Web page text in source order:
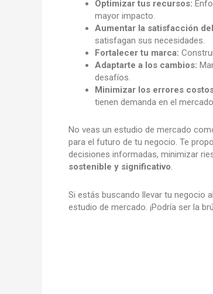
Optimizar tus recursos:
mayor impacto.
Aumentar la satisfacción
satisfagan sus necesidades.
Fortalecer tu marca:
Adaptarte a los cambios:
desafíos.
Minimizar los errores
tienen demanda en el
No veas un estudio de mercado
para el futuro de tu negocio. Te
decisiones informadas, minimizar
sostenible y significativo.
Si estás buscando llevar tu negocio
estudio de mercado. ¡Podría ser la